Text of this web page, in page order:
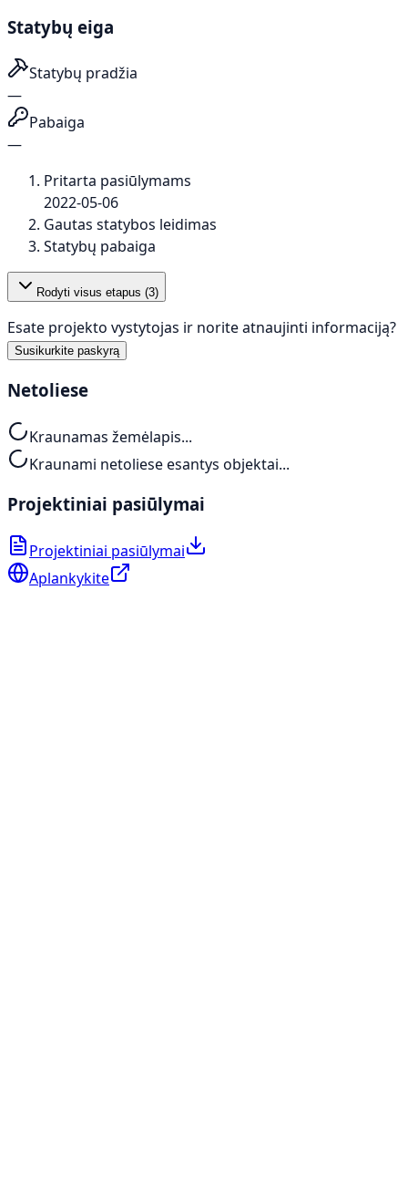
Statybų eiga
Statybų pradžia
—
Pabaiga
—
Pritarta pasiūlymams
2022-05-06
Gautas statybos leidimas
Statybų pabaiga
Rodyti visus etapus (3)
Esate projekto vystytojas ir norite atnaujinti informaciją?
Susikurkite paskyrą
Netoliese
Kraunamas žemėlapis...
Kraunami netoliese esantys objektai...
Projektiniai pasiūlymai
Projektiniai pasiūlymai
Aplankykite